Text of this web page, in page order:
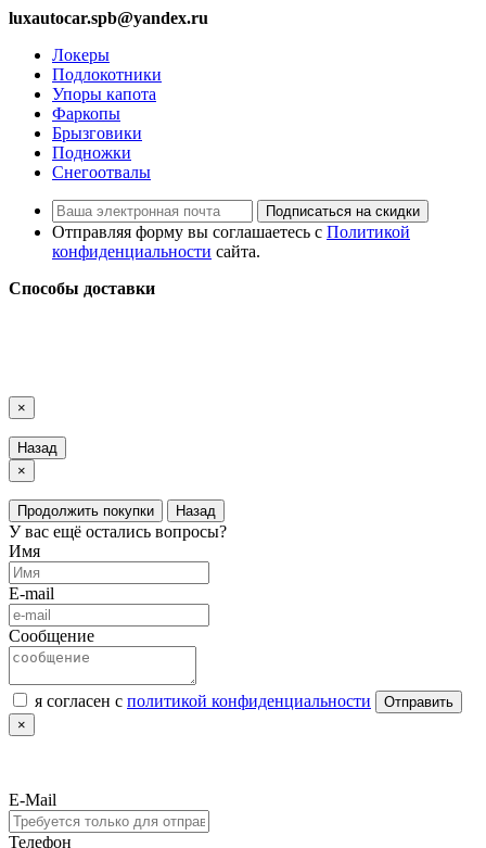
luxautocar.spb@yandex.ru
Локеры
Подлокотники
Упоры капота
Фаркопы
Брызговики
Подножки
Снегоотвалы
Подписаться на скидки
Отправляя форму вы соглашаетесь с Политикой
конфиденциальности сайта.
Способы доставки
×
Назад
×
Продолжить покупки Назад
У вас ещё остались вопросы?
Имя
E-mail
Сообщение
я согласен с политикой конфиденциальности
Отправить
×
E-Mail
Телефон